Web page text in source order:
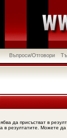
Въпроси/Отговори
да присъстват в
в резултатите. Можете